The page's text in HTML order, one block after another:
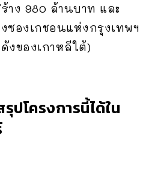
าง 980 ล้านบาท และ
ซองเกชอนแห่งกรุงเทพฯ
งของเกาหลีใต้)
ปโครงการนี้ได้ใน